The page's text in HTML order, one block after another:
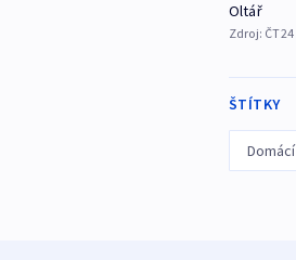
Oltář
Zdroj: ČT24
ŠTÍTKY
Domácí